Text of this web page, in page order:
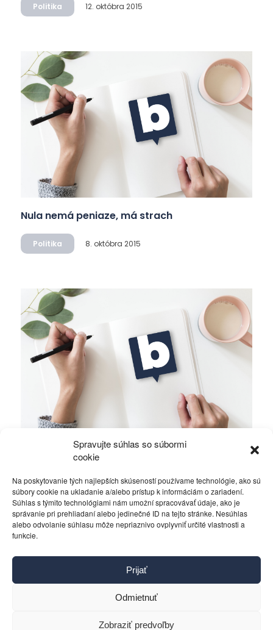
Spravujte súhlas so súbormi
cookie
Na poskytovanie tých najlepších skúseností používame technológie, ako sú
súbory cookie na ukladanie a/alebo prístup k informáciám o zariadení.
Súhlas s týmito technológiami nám umožní spracovávať údaje, ako je
správanie pri prehliadaní alebo jedinečné ID na tejto stránke. Nesúhlas
alebo odvolanie súhlasu môže nepriaznivo ovplyvniť určité vlastnosti a
funkcie.
Prijať
Odmietnuť
Zobraziť predvoľby
Politika 12. októbra 2015
Nula nemá peniaze, má strach
Politika 8. októbra 2015
Dôchodky, dôchodci a voľby
Politika 6. apríla 2015
Kontakt
Pravidlá používania
Reklama
Cookies
Ochrana osobných údajov